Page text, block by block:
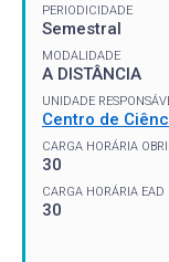
PERIODICIDADE
Semestral
MODALIDADE
A DISTÂNCIA
UNIDADE
Centro de
CARGA HORÁRIA
30
CARGA HORÁRIA EAD
30